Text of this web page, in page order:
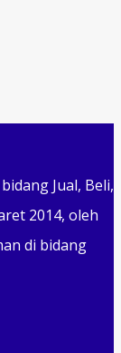
Jual, Beli,
2014, oleh
di bidang